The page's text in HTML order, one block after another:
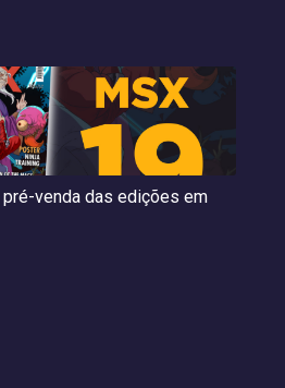
venda das edições em